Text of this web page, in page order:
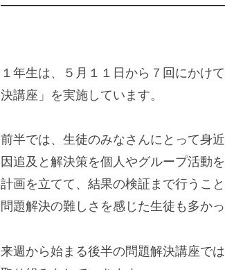
１年生は、５月１１日から７回にかけ
決講座」を実施しています。
前半では、生徒のみなさんにとって身
因追及と解決策を個人やグループ活動
計画を立てて、結果の検証まで行うこ
問題解決の難しさを感じた生徒も多かっ
来週から始まる後半の問題解決講座で